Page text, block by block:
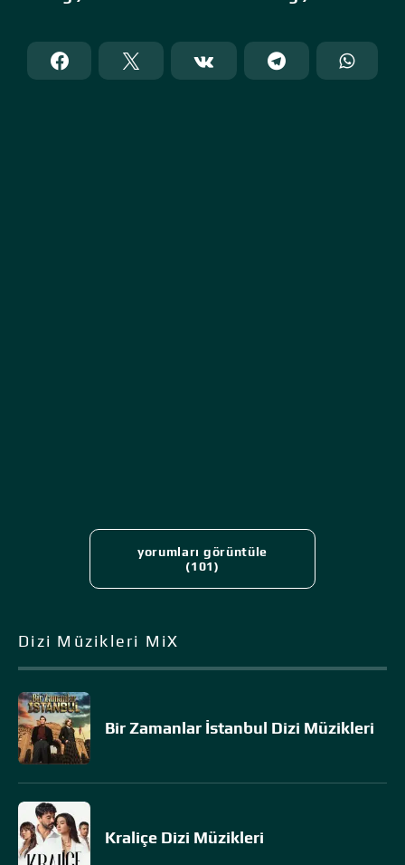
yorumları görüntüle
(101)
Dizi Müzikleri MiX
Bir Zamanlar İstanbul Dizi Müzikleri
Kraliçe Dizi Müzikleri